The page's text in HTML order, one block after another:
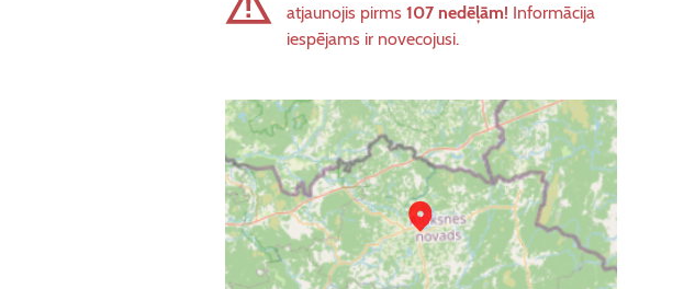
atjaunojis pirms 107 nedēļām! Informācija
iespējams ir novecojusi.